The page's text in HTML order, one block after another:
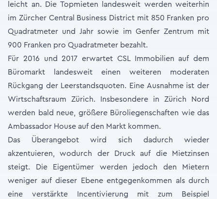
leicht an. Die Topmieten landesweit werden weiterhin
im Zürcher Central Business District mit 850 Franken pro
Quadratmeter und Jahr sowie im Genfer Zentrum mit
900 Franken pro Quadratmeter bezahlt.
Für 2016 und 2017 erwartet CSL Immobilien auf dem
Büromarkt landesweit einen weiteren moderaten
Rückgang der Leerstandsquoten. Eine Ausnahme ist der
Wirtschaftsraum Zürich. Insbesondere in Zürich Nord
werden bald neue, größere Büroliegenschaften wie das
Ambassador House auf den Markt kommen.
Das Überangebot wird sich dadurch wieder
akzentuieren, wodurch der Druck auf die Mietzinsen
steigt. Die Eigentümer werden jedoch den Mietern
weniger auf dieser Ebene entgegenkommen als durch
eine verstärkte Incentivierung mit zum Beispiel